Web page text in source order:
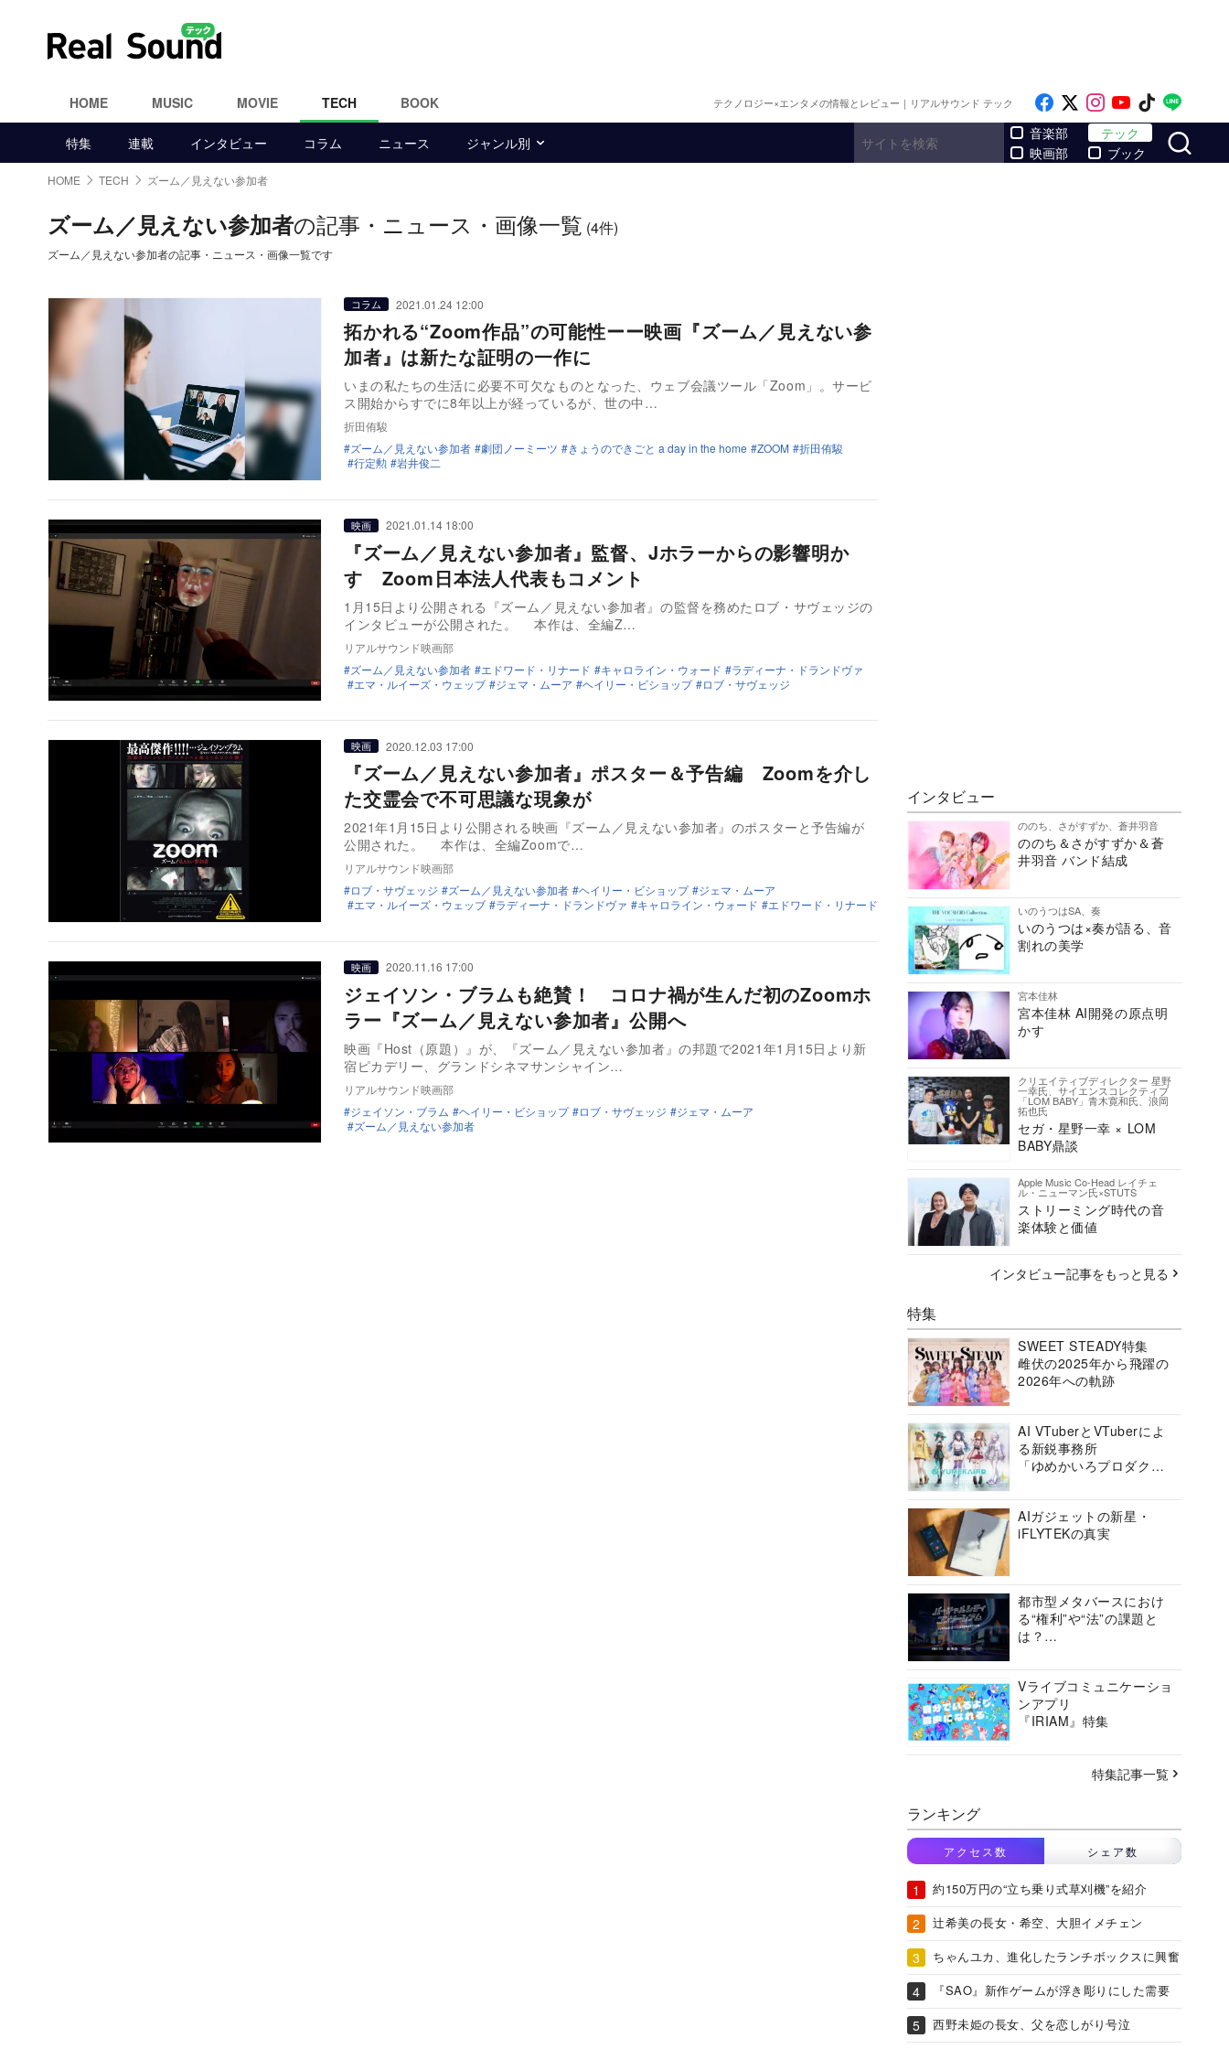
HOME MUSIC MOVIE TECH BOOK テクノロジー×エンタメの情報とレビュー｜リアルサウンド テック Like on Facebook
Follow on x
Follow on
Follow on
Follow
特集 連載 インタビュー コラム ニュース ジャンル別
音楽部
映画部
テック
ブック
HOME TECH ズーム／見えない参加者
ズーム／見えない参加者の記事・ニュース・画像一覧 (4件)
ズーム／見えない参加者の記事・ニュース・画像一覧です
コラム 2021.01.24 12:00
拓かれる“Zoom作品”の可能性ーー映画『ズーム／見えない参
加者』は新たな証明の一作に
いまの私たちの生活に必要不可欠なものとなった、ウェブ会議ツール「Zoom」。サービ
ス開始からすでに8年以上が経っているが、世の中…
折田侑駿
ズーム／見えない参加者
劇団ノーミーツ きょうのできごと a day in the home ZOOM
折田侑駿
行定勲
岩井俊二
映画 2021.01.14 18:00
『ズーム／見えない参加者』監督、Jホラーからの影響明か
す Zoom日本法人代表もコメント
1月15日より公開される『ズーム／見えない参加者』の監督を務めたロブ・サヴェッジの
インタビューが公開された。 本作は、全編Z…
リアルサウンド映画部
ズーム／見えない参加者
エドワード・リナード キャロライン・ウォード
ラディーナ・ドランドヴァ
エマ・ルイーズ・ウェッブ
ジェマ・ムーア ヘイリー・ビショップ ロブ・サヴェッジ
映画 2020.12.03 17:00
『ズーム／見えない参加者』ポスター＆予告編 Zoomを介し
た交霊会で不可思議な現象が
2021年1月15日より公開される映画『ズーム／見えない参加者』のポスターと予告編が
公開された。 本作は、全編Zoomで…
リアルサウンド映画部
ロブ・サヴェッジ
ズーム／見えない参加者 ヘイリー・ビショップ
ジェマ・ムーア
エマ・ルイーズ・ウェッブ
ラディーナ・ドランドヴァ キャロライン・ウォード エドワード・リナード
映画 2020.11.16 17:00
ジェイソン・ブラムも絶賛！ コロナ禍が生んだ初のZoomホ
ラー『ズーム／見えない参加者』公開へ
映画『Host（原題）』が、『ズーム／見えない参加者』の邦題で2021年1月15日より新
宿ピカデリー、グランドシネマサンシャイン…
リアルサウンド映画部
ジェイソン・ブラム
ヘイリー・ビショップ ロブ・サヴェッジ
ジェマ・ムーア
ズーム／見えない参加者
インタビュー
ののち、さがすずか、蒼井羽音
ののち＆さがすずか＆蒼
井羽音 バンド結成
いのうつはSA、奏
いのうつは×奏が語る、音
割れの美学
宮本佳林
宮本佳林 AI開発の原点明
かす
クリエイティブディレクター 星野
一幸氏、サイエンスコレクティブ
「LOM BABY」青木寛和氏、浪岡
拓也氏
セガ・星野一幸 × LOM
BABY鼎談
Apple Music Co-Head レイチェ
ル・ニューマン氏×STUTS
ストリーミング時代の音
楽体験と価値
インタビュー記事をもっと見る
特集
SWEET STEADY特集
雌伏の2025年から飛躍の
2026年への軌跡
AI VTuberとVTuberによ
る新鋭事務所
「ゆめかいろプロダクシ
AIガジェットの新星・
iFLYTEKの真実
都市型メタバースにおけ
る“権利”や“法”の課題と
は？
ーシアムの挑戦に迫る
Vライブコミュニケーショ
ンアプリ
『IRIAM』特集
特集記事一覧
ランキング
アクセス数 シェア数
約150万円の“立ち乗り式草刈機”を紹介
辻希美の長女・希空、大胆イメチェン
ちゃんユカ、進化したランチボックスに興奮
『SAO』新作ゲームが浮き彫りにした需要
西野未姫の長女、父を恋しがり号泣